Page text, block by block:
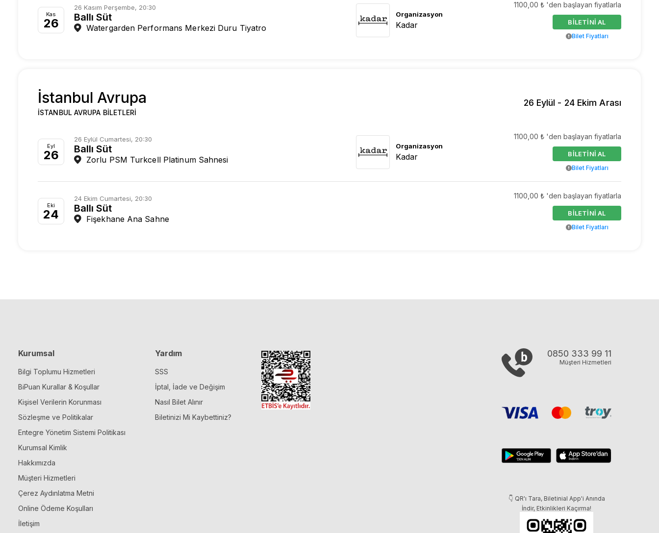
Kas
26
26 Kasım Perşembe, 20:30
Ballı Süt
Watergarden Performans Merkezi Duru Tiyatro
Organizasyon
Kadar
1100,00 ₺ 'den başlayan fiyatlarla
BİLETİNİ AL
Bilet Fiyatları
İstanbul Avrupa
İSTANBUL AVRUPA BILETLERI
26 Eylül - 24 Ekim Arası
Eyl
26
26 Eylül Cumartesi, 20:30
Ballı Süt
Zorlu PSM Turkcell Platinum Sahnesi
Organizasyon
Kadar
1100,00 ₺ 'den başlayan fiyatlarla
BİLETİNİ AL
Bilet Fiyatları
Eki
24
24 Ekim Cumartesi, 20:30
Ballı Süt
Fişekhane Ana Sahne
1100,00 ₺ 'den başlayan fiyatlarla
BİLETİNİ AL
Bilet Fiyatları
Kurumsal
Bilgi Toplumu Hizmetleri
BiPuan Kurallar & Koşullar
Kişisel Verilerin Korunması
Sözleşme ve Politikalar
Entegre Yönetim Sistemi Politikası
Kurumsal Kimlik
Hakkımızda
Müşteri Hizmetleri
Çerez Aydınlatma Metni
Online Ödeme Koşulları
İletişim
Yardım
SSS
İptal, İade ve Değişim
Nasıl Bilet Alınır
Biletinizi Mi Kaybettiniz?
0850 333 99 11
Müşteri Hizmetleri
👇 QR'ı Tara, Biletinial App'i Anında
İndir, Etkinlikleri Kaçırma!